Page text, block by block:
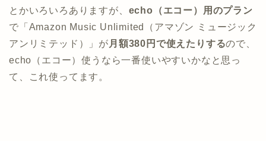
とかいろいろありますが、 echo（エコー）用のプラン
で「Amazon Music Unlimited（アマゾン ミュージック
アンリミテッド）」が 月額380円で使えたりするので、
echo（エコー）使うなら一番使いやすいかなと思っ
て、これ使ってます。